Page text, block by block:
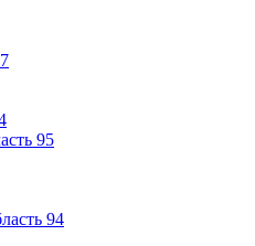
95
94